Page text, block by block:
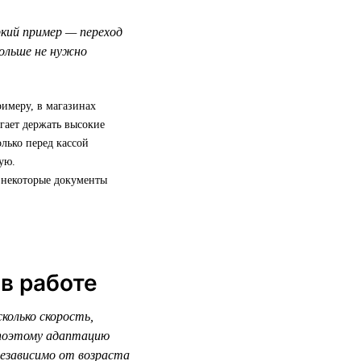
пример — переход
не нужно
в магазинах
держать высокие
перед кассой
документы
работе
скорость,
адаптацию
от возраста